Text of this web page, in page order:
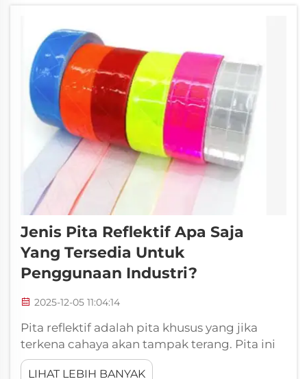
pada kendaraan untuk membuatnya lebih...
Jenis Pita Reflektif Apa Saja
Yang Tersedia Untuk
Penggunaan Industri?
2025-12-05 11:04:14
Pita reflektif adalah pita khusus yang jika
terkena cahaya akan tampak terang. Pita ini
digunakan di berbagai industri untuk
LIHAT LEBIH BANYAK